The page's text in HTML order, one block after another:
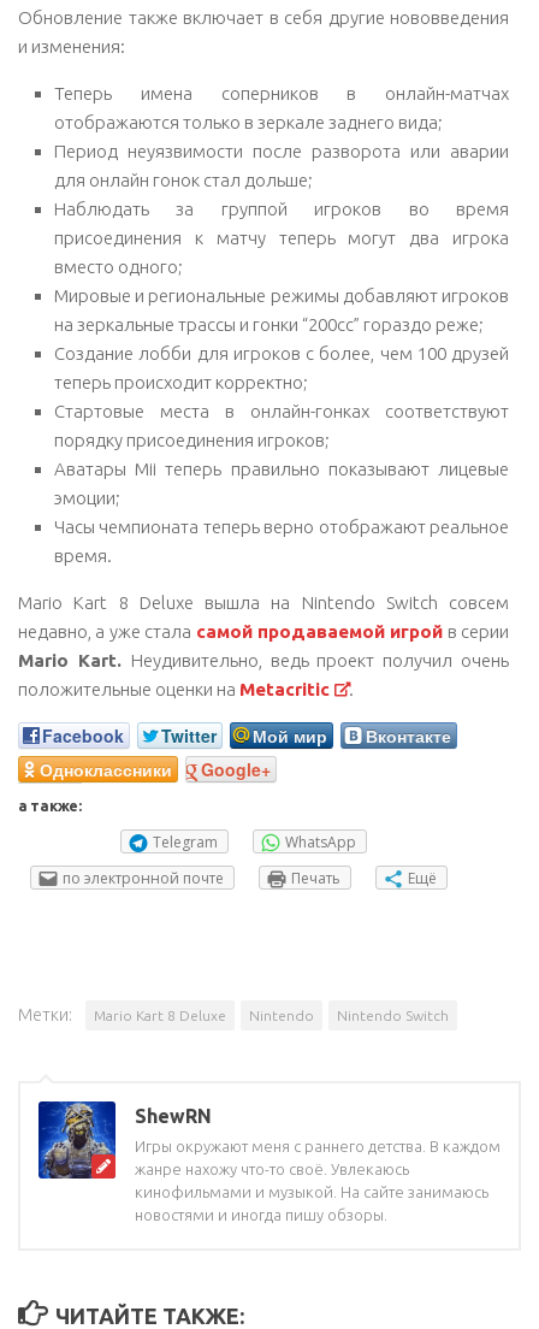
Обновление также включает в себя другие нововведения
и изменения:
Теперь имена соперников в онлайн-матчах
отображаются только в зеркале заднего вида;
Период неуязвимости после разворота или аварии
для онлайн гонок стал дольше;
Наблюдать за группой игроков во время
присоединения к матчу теперь могут два игрока
вместо одного;
Мировые и региональные режимы добавляют игроков
на зеркальные трассы и гонки “200cc” гораздо реже;
Создание лобби для игроков с более, чем 100 друзей
теперь происходит корректно;
Стартовые места в онлайн-гонках соответствуют
порядку присоединения игроков;
Аватары Mii теперь правильно показывают лицевые
эмоции;
Часы чемпионата теперь верно отображают реальное
время.
Mario Kart 8 Deluxe вышла на Nintendo Switch совсем
недавно, а уже стала самой продаваемой игрой в серии
Mario Kart. Неудивительно, ведь проект получил очень
положительные оценки на Metacritic .
Facebook Twitter Мой мир
Вконтакте
Одноклассники
Google+
а также:
Telegram
WhatsApp
по электронной почте
Печать Ещё
Метки: Mario Kart 8 Deluxe Nintendo Nintendo Switch
ShewRN
Игры окружают меня с раннего детства. В каждом
жанре нахожу что-то своё. Увлекаюсь
кинофильмами и музыкой. На сайте занимаюсь
новостями и иногда пишу обзоры.
ЧИТАЙТЕ ТАКЖЕ: